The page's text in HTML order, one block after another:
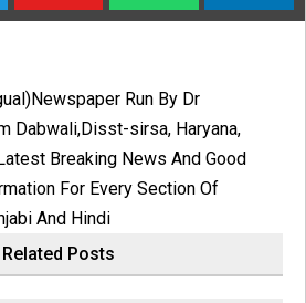
Run By Dr
Dabwali,Disst-sirsa, Haryana,
Breaking News And Good
For Every Section Of
And Hindi
Related Posts